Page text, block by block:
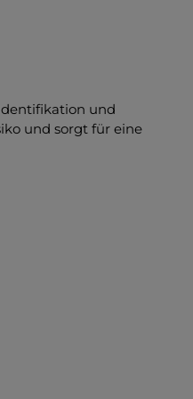
und
und sorgt für eine